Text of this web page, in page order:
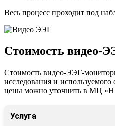
Весь процесс проходит под
Стоимость видео-
Стоимость видео-ЭЭГ-
исследования и
цены можно уточнить в МЦ
Услуга